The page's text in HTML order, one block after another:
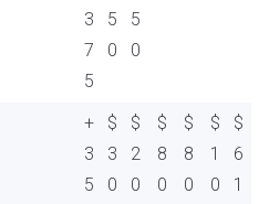
3
7
5
5
0
5
0
+
3
5
$
3
0
$
2
0
$
8
0
$
8
0
$
1
0
$
6
1